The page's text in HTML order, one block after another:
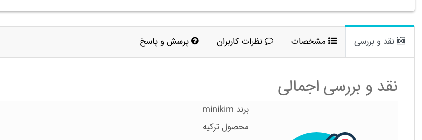
نقد و بررسی مشخصات نظرات کاربران پرسش و پاسخ
نقد و بررسی اجمالی
برند minikim
محصول ترکیه